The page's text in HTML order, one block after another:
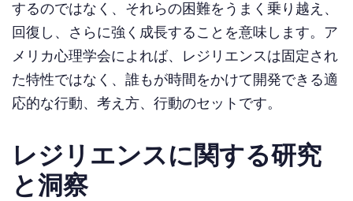
するのではなく、それらの困難をうまく乗り越え、
回復し、さらに強く成長することを意味します。ア
メリカ心理学会によれば、レジリエンスは固定され
た特性ではなく、誰もが時間をかけて開発できる適
応的な行動、考え方、行動のセットです。
レジリエンスに関する研究
と洞察